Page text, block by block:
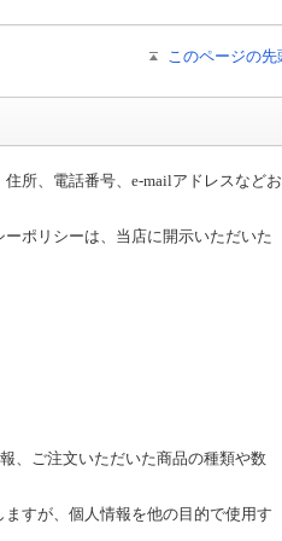
このページの先
所、電話番号、e-mailアドレスなどお
ポリシーは、当店に開示いただいた
、ご注文いただいた商品の種類や数
すが、個人情報を他の目的で使用す